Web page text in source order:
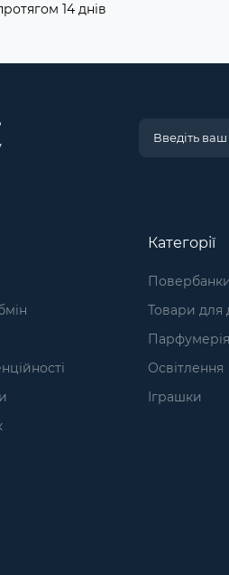
14 днів
Категорії
Повербанки
Товари для
Парфумерія
Освітлення
Іграшки